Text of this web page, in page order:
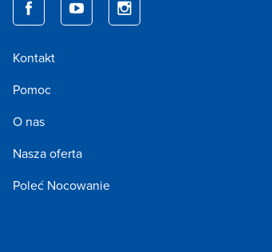
Kontakt
Pomoc
O nas
Nasza oferta
Poleć Nocowanie